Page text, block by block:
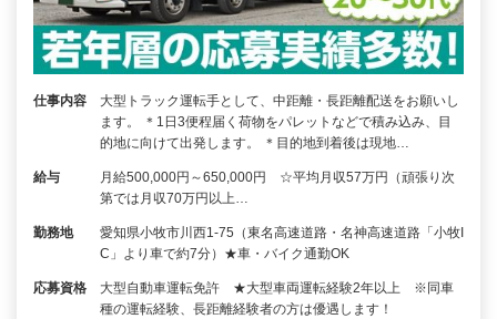
仕事内容
大型トラック運転手として、中距離・長距離配送をお願いし
ます。 ＊1日3便程届く荷物をパレットなどで積み込み、目
的地に向けて出発します。 ＊目的地到着後は現地…
給与
月給500,000円～650,000円 ☆平均月収57万円（頑張り次
第では月収70万円以上…
勤務地
愛知県小牧市川西1-75（東名高速道路・名神高速道路「小牧I
C」より車で約7分）★車・バイク通勤OK
応募資格
大型自動車運転免許 ★大型車両運転経験2年以上 ※同車
種の運転経験、長距離経験者の方は優遇します！